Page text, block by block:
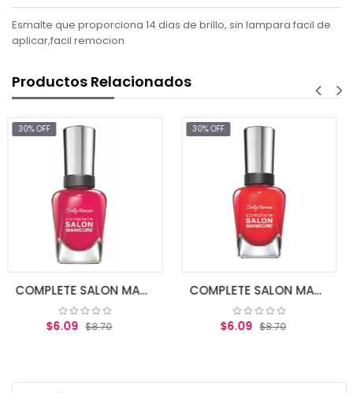
Esmalte que proporciona 14 dias de brillo, sin lampara facil de
aplicar,facil remocion
Productos Relacionados
COMPLETE SALON MANICURE TICKLE ME PIN COMPLETE SALON MANICURE ALL FIRED UP
30% OFF